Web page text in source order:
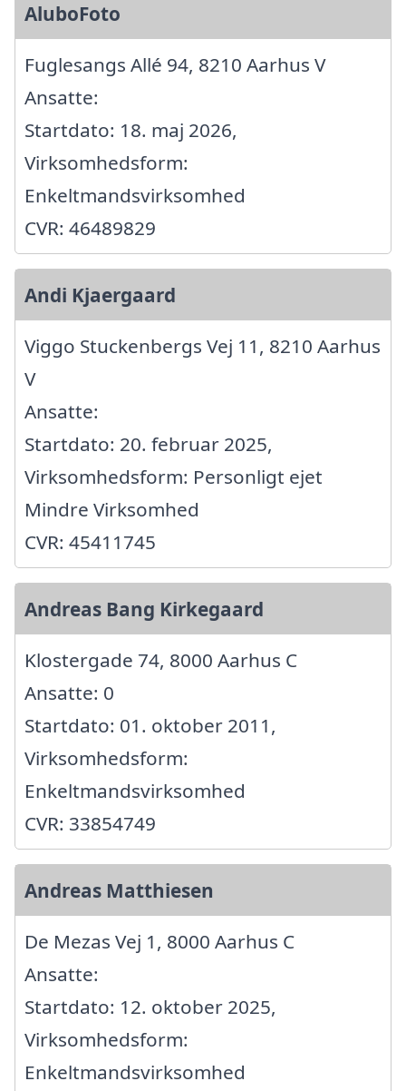
AluboFoto
Fuglesangs Allé 94, 8210 Aarhus V
Ansatte:
Startdato: 18. maj 2026,
Virksomhedsform:
Enkeltmandsvirksomhed
CVR: 46489829
Andi Kjaergaard
Viggo Stuckenbergs Vej 11, 8210 Aarhus
V
Ansatte:
Startdato: 20. februar 2025,
Virksomhedsform: Personligt ejet
Mindre Virksomhed
CVR: 45411745
Andreas Bang Kirkegaard
Klostergade 74, 8000 Aarhus C
Ansatte: 0
Startdato: 01. oktober 2011,
Virksomhedsform:
Enkeltmandsvirksomhed
CVR: 33854749
Andreas Matthiesen
De Mezas Vej 1, 8000 Aarhus C
Ansatte:
Startdato: 12. oktober 2025,
Virksomhedsform:
Enkeltmandsvirksomhed